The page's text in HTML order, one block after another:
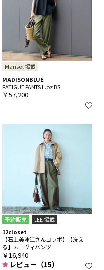
Marisol 掲載
MADISONBLUE
FATIGUE PANTS L.oz BS
￥57,200
予約販売
LEE 掲載
12closet
【石上美津江さんコラボ】【洗え
る】カーヴィパンツ
￥16,940
レビュー（15）